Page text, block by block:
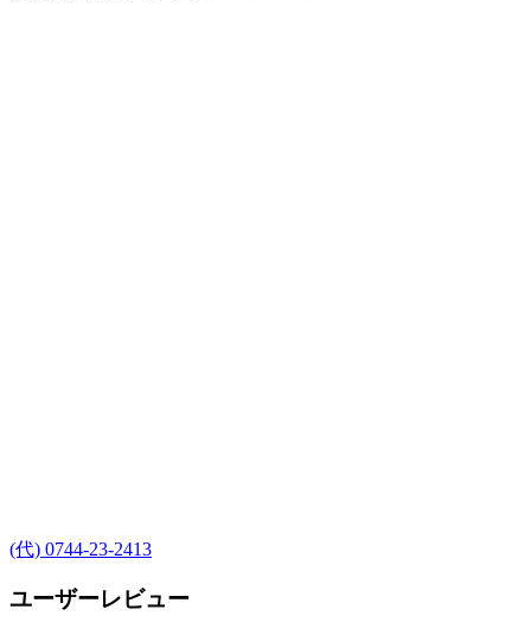
(代) 0744-23-2413
ユーザーレビュー